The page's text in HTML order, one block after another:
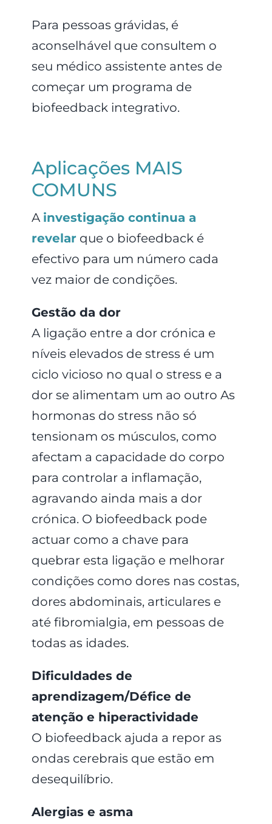
Para pessoas grávidas, é
aconselhável que consultem o
seu médico assistente antes de
começar um programa de
biofeedback integrativo.
Aplicações MAIS
COMUNS
A investigação continua a
revelar que o biofeedback é
efectivo para um número cada
vez maior de condições.
Gestão da dor
A ligação entre a dor crónica e
níveis elevados de stress é um
ciclo vicioso no qual o stress e a
dor se alimentam um ao outro As
hormonas do stress não só
tensionam os músculos, como
afectam a capacidade do corpo
para controlar a inflamação,
agravando ainda mais a dor
crónica. O biofeedback pode
actuar como a chave para
quebrar esta ligação e melhorar
condições como dores nas costas,
dores abdominais, articulares e
até fibromialgia, em pessoas de
todas as idades.
Dificuldades de
aprendizagem/Défice de
atenção e hiperactividade
O biofeedback ajuda a repor as
ondas cerebrais que estão em
desequilíbrio.
Alergias e asma